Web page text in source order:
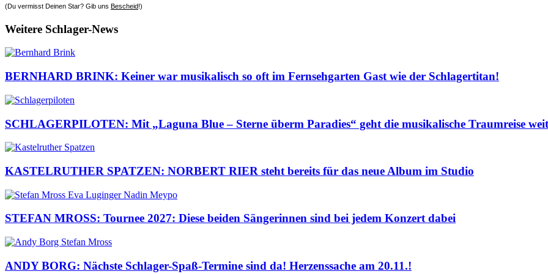
(Du vermisst Deinen Star? Gib uns Bescheid!)
Weitere Schlager-News
BERNHARD BRINK: Keiner war musikalisch so oft im Fernsehgarten Gast wie der Schlagertitan!
SCHLAGERPILOTEN: Mit „Laguna Blue – Sterne überm Paradies“ geht die musikalische Traumreise
KASTELRUTHER SPATZEN: NORBERT RIER steht bereits für das neue Album im Studio
STEFAN MROSS: Tournee 2027: Diese beiden Sängerinnen sind bei jedem Konzert dabei
ANDY BORG: Nächste Schlager-Spaß-Termine sind da! Herzenssache am 20.11.!